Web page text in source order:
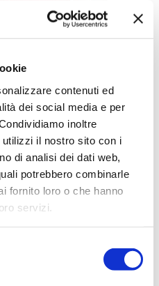
contenuti ed
dei social media e per
inoltre
il nostro sito con i
di analisi dei dati web,
potrebbero combinarle
fornito loro o che hanno
servizi.
della Sicurezza
dall’ABI su sicurezza,
ABI sulla valorizzazione
fattori di rischio
ABI, in collaborazione con